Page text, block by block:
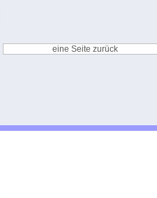
eine Seite zurück